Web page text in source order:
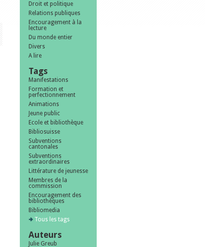
Droit et politique
Relations publiques
Encouragement à la
lecture
Du monde entier
Divers
A lire
Tags
Manifestations
Formation et
perfectionnement
Animations
Jeune public
Ecole et bibliothèque
Bibliosuisse
Subventions
cantonales
Subventions
extraordinaires
Littérature de jeunesse
Membres de la
commission
Encouragement des
bibliothèques
Bibliomedia
Tous les tags
Auteurs
Julie Greub